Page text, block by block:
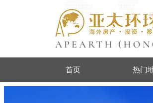
首页 热门